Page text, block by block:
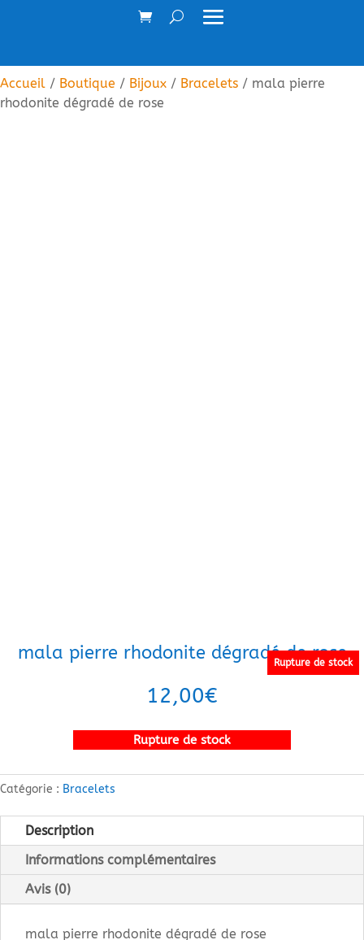
Accueil / Boutique / Bijoux / Bracelets / mala pierre
rhodonite dégradé de rose
mala pierre rhodonite dégradé de rose
12,00€
Rupture de stock
Rupture de stock
Catégorie : Bracelets
Description
Informations complémentaires
Avis (0)
mala pierre rhodonite dégradé de rose